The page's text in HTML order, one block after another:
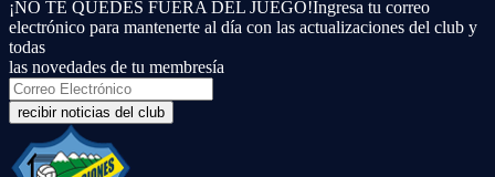
¡NO TE QUEDES FUERA DEL JUEGO!Ingresa tu correo
electrónico para mantenerte al día con las actualizaciones del club y
todas
las novedades de tu membresía
recibir noticias del club